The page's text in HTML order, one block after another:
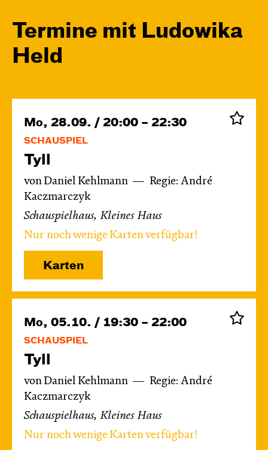
Termine mit Ludowika
Held
Mo, 28.09. / 20:00 – 22:30
SCHAUSPIEL
Tyll
von Daniel Kehlmann
Regie: André
Kaczmarczyk
Schauspielhaus, Kleines Haus
Nur noch wenige Karten verfügbar!
Karten
Mo, 05.10. / 19:30 – 22:00
SCHAUSPIEL
Tyll
von Daniel Kehlmann
Regie: André
Kaczmarczyk
Schauspielhaus, Kleines Haus
Nur noch wenige Karten verfügbar!